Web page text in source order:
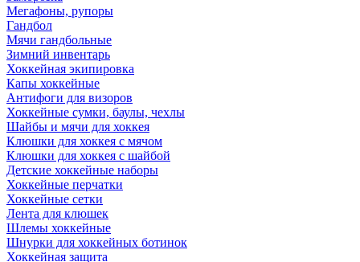
Мегафоны, рупоры
Гандбол
Мячи гандбольные
Зимний инвентарь
Хоккейная экипировка
Капы хоккейные
Антифоги для визоров
Хоккейные сумки, баулы, чехлы
Шайбы и мячи для хоккея
Клюшки для хоккея с мячом
Клюшки для хоккея с шайбой
Детские хоккейные наборы
Хоккейные перчатки
Хоккейные сетки
Лента для клюшек
Шлемы хоккейные
Шнурки для хоккейных ботинок
Хоккейная защита